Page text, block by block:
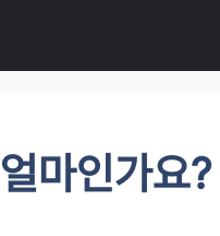
마인가요